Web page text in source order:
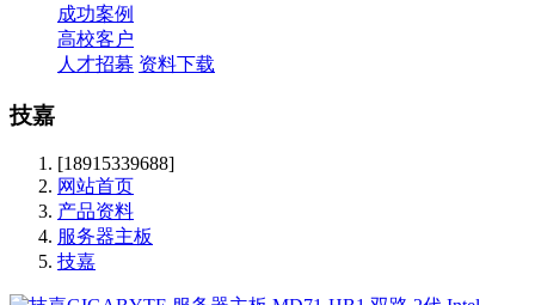
成功案例
高校客户
人才招募 资料下载
技嘉
[18915339688]
网站首页
产品资料
服务器主板
技嘉